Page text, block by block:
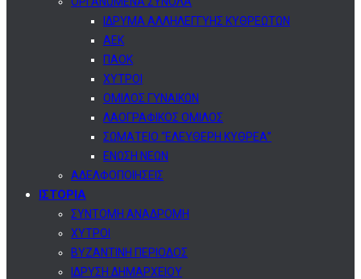
ΙΔΡΥΜΑ ΑΛΛΗΛΕΓΓΥΗΣ ΚΥΘΡΕΩΤΩΝ
ΑΕΚ
ΠΑΟΚ
ΧΥΤΡΟΙ
ΟΜΙΛΟΣ ΓΥΝΑΙΚΩΝ
ΛΑΟΓΡΑΦΙΚΟΣ ΟΜΙΛΟΣ
ΣΩΜΑΤΕΙΟ “ΕΛΕΥΘΕΡΗ ΚΥΘΡΕΑ”
ΕΝΩΣΗ ΝΕΩΝ
ΑΔΕΛΦΟΠΟΙΗΣΕΙΣ
ΙΣΤΟΡΙΑ
ΣΥΝΤΟΜΗ ΑΝΑΔΡΟΜΗ
ΧΥΤΡΟΙ
ΒΥΖΑΝΤΙΝΗ ΠΕΡΙΟΔΟΣ
ΙΔΡΥΣΗ ΔΗΜΑΡΧΕΙΟΥ